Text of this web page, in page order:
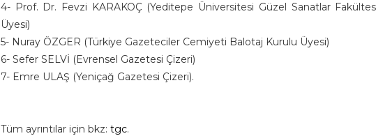
4- Prof. Dr. Fevzi KARAKOÇ (Yeditepe Üniversitesi Güzel Sanatlar
Üyesi)
5- Nuray ÖZGER (Türkiye Gazeteciler Cemiyeti Balotaj Kurulu Üyesi)
6- Sefer SELVİ (Evrensel Gazetesi Çizeri)
7- Emre ULAŞ (Yeniçağ Gazetesi Çizeri).
Tüm ayrıntılar için bkz: tgc.